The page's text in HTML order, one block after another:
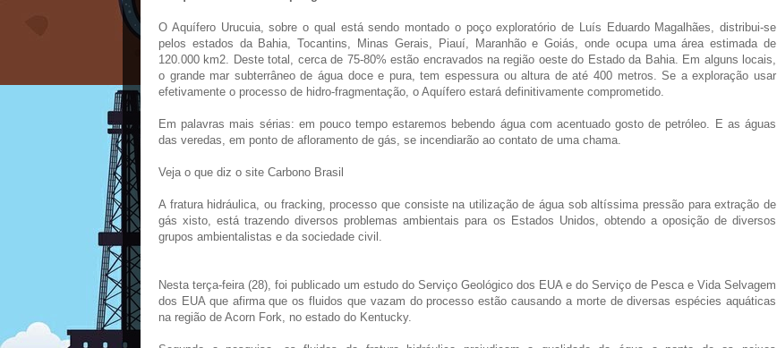
O Aquífero Urucuia, sobre o qual está sendo montado o poço exploratório de Luís Eduardo Magalhães, distribui-se
pelos estados da Bahia, Tocantins, Minas Gerais, Piauí, Maranhão e Goiás, onde ocupa uma área estimada de
120.000 km2. Deste total, cerca de 75-80% estão encravados na região oeste do Estado da Bahia. Em alguns locais,
o grande mar subterrâneo de água doce e pura, tem espessura ou altura de até 400 metros. Se a exploração usar
efetivamente o processo de hidro-fragmentação, o Aquífero estará definitivamente comprometido.
Em palavras mais sérias: em pouco tempo estaremos bebendo água com acentuado gosto de petróleo. E as águas
das veredas, em ponto de afloramento de gás, se incendiarão ao contato de uma chama.
Veja o que diz o site Carbono Brasil
A fratura hidráulica, ou fracking, processo que consiste na utilização de água sob altíssima pressão para extração de
gás xisto, está trazendo diversos problemas ambientais para os Estados Unidos, obtendo a oposição de diversos
grupos ambientalistas e da sociedade civil.
Nesta terça-feira (28), foi publicado um estudo do Serviço Geológico dos EUA e do Serviço de Pesca e Vida Selvagem
dos EUA que afirma que os fluidos que vazam do processo estão causando a morte de diversas espécies aquáticas
na região de Acorn Fork, no estado do Kentucky.